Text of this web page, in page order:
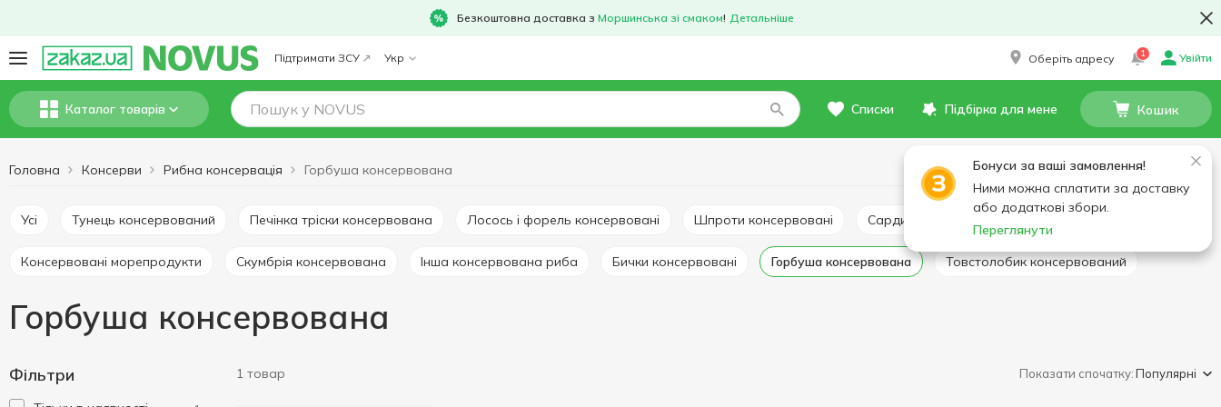
Безкоштовна доставка з Моршинська зі смаком! Детальніше
Підтримати ЗСУ Укр Оберіть адресу 1 Увійти
Каталог товарів Списки Підбірка для мене Кошик
Бонуси за ваші замовлення!
Ними можна сплатити за доставку
або додаткові збори.
Переглянути
Головна Консерви Рибна консервація Горбуша консервована
Усі Тунець консервований Печінка тріски консервована Лосось і форель консервовані Шпроти консервовані Сардина консервована Кілька консервована
Консервовані морепродукти Скумбрія консервована Інша консервована риба Бички консервовані Горбуша консервована Товстолобик консервований
Горбуша консервована
Фільтри 1 товар Показати спочатку:Популярні